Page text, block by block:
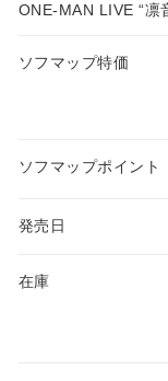
ONE-MAN LIVE “凛
ソフマップ特価
ソフマップポイント
発売日
在庫